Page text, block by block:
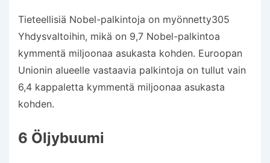
Tieteellisiä Nobel-palkintoja on myönnetty305
Yhdysvaltoihin, mikä on 9,7 Nobel-palkintoa
kymmentä miljoonaa asukasta kohden. Euroopan
Unionin alueelle vastaavia palkintoja on tullut vain
6,4 kappaletta kymmentä miljoonaa asukasta
kohden.
6 Öljybuumi